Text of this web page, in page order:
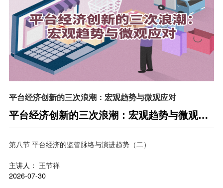
平台经济创新的三次浪潮：宏观趋势与微观应对
平台经济创新的三次浪潮：宏观趋势与微观应
对
第八节 平台经济的监管脉络与演进趋势（二）
主讲人： 王节祥
2026-07-30